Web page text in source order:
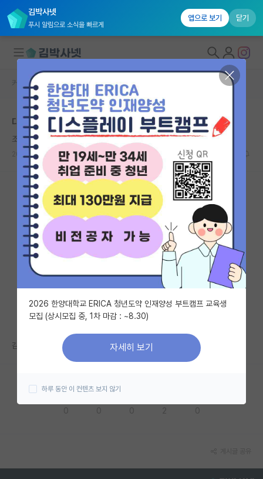
김박사넷
푸시 알림으로 소식을 빠르게
앱으로 보기 닫기
대학원생 모집
국내대학원 정보
연구실&오픈랩
커뮤니티
커뮤니티 홈
전체글보기
베스트 게시판
IF 명예의전당
자유 게시판(아무개랩)
미국 유학 게시판
미국 대학원 합격 후기 게시판
대학원생 모집 게시판
연구실(PI) 홍보 게시판
커뮤니티 홈 자유 게시판(아무개랩)
대학원 인식이 어떤지 궁금합니다.
조용한 장자크 루소
2023.10.01 4 3503
감사합니다.
2026 한양대학교 ERICA 청년도약 인재양성 부트캠프 교육생
모집 (상시모집 중, 1차 마감 : ~8.30)
자세히 보기
하루 동안 이 컨텐츠 보지 않기